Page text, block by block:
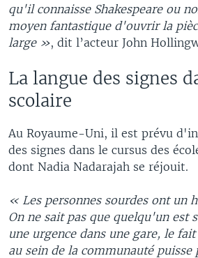
qu'il connaisse Shakespeare ou
moyen fantastique d'ouvrir la
large », dit l’acteur John
La langue des signes
scolaire
Au Royaume-Uni, il est prévu
des signes dans le cursus des
dont Nadia Nadarajah se réjouit.
« Les personnes sourdes ont un
On ne sait pas que quelqu'un est
une urgence dans une gare, le
au sein de la communauté